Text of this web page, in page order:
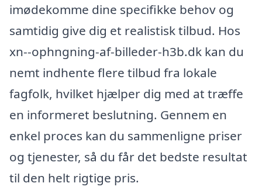
imødekomme dine specifikke behov og
samtidig give dig et realistisk tilbud. Hos
xn--ophngning-af-billeder-h3b.dk kan du
nemt indhente flere tilbud fra lokale
fagfolk, hvilket hjælper dig med at træffe
en informeret beslutning. Gennem en
enkel proces kan du sammenligne priser
og tjenester, så du får det bedste resultat
til den helt rigtige pris.